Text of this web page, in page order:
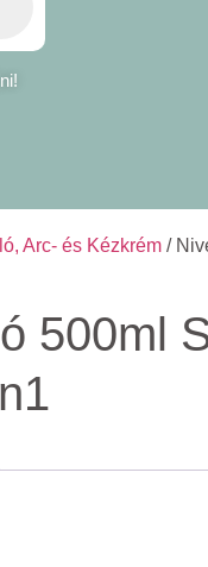
Arc- és Kézkrém /
500ml